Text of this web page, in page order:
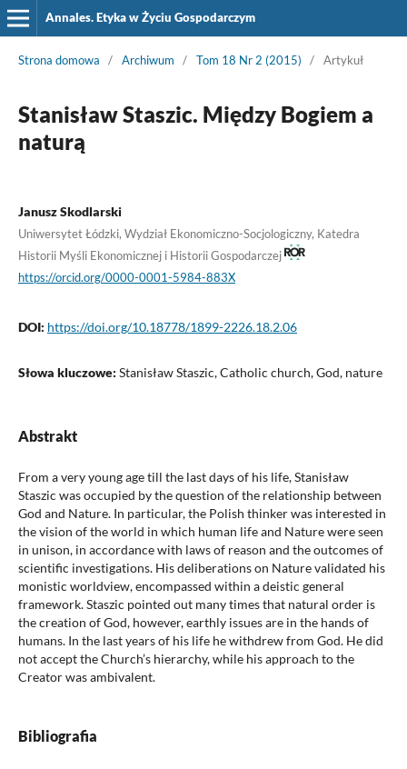
Annales. Etyka w Życiu Gospodarczym
Strona domowa / Archiwum / Tom 18 Nr 2 (2015) / Artykuł
Stanisław Staszic. Między Bogiem a
naturą
Janusz Skodlarski
Uniwersytet Łódzki, Wydział Ekonomiczno-Socjologiczny, Katedra
Historii Myśli Ekonomicznej i Historii Gospodarczej
https://orcid.org/0000-0001-5984-883X
DOI: https://doi.org/10.18778/1899-2226.18.2.06
Słowa kluczowe: Stanisław Staszic, Catholic church, God, nature
Abstrakt
From a very young age till the last days of his life, Stanisław
Staszic was occupied by the question of the relationship between
God and Nature. In particular, the Polish thinker was interested in
the vision of the world in which human life and Nature were seen
in unison, in accordance with laws of reason and the outcomes of
scientific investigations. His deliberations on Nature validated his
monistic worldview, encompassed within a deistic general
framework. Staszic pointed out many times that natural order is
the creation of God, however, earthly issues are in the hands of
humans. In the last years of his life he withdrew from God. He did
not accept the Church’s hierarchy, while his approach to the
Creator was ambivalent.
Bibliografia